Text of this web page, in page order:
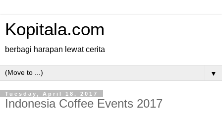
Kopitala.com
berbagi harapan lewat cerita
▼
Tuesday, April 18, 2017
Indonesia Coffee Events 2017